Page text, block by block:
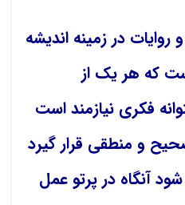
روایات در زمینه اندیشه
که هر یک از
فکری نیازمند است
و منطقی قرار گیرد
آنگاه در پرتو عمل